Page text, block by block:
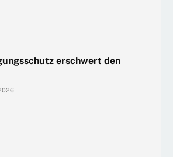
erschwert den